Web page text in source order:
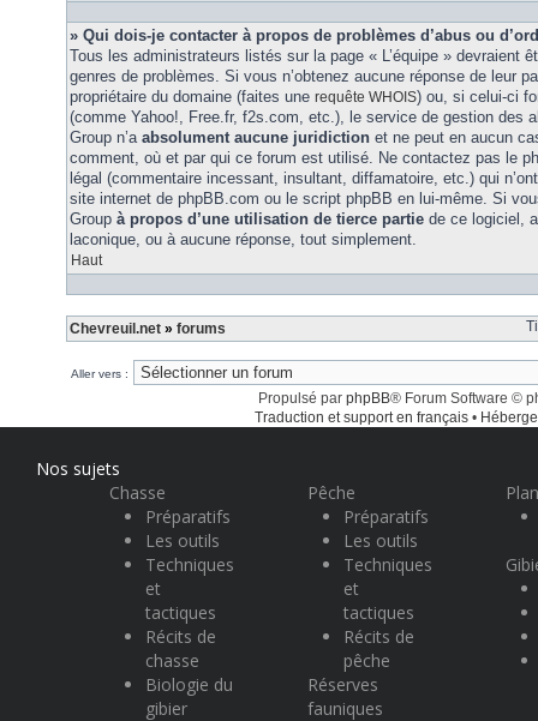
» Qui dois-je contacter à propos de problèmes d’abus ou
Tous les administrateurs listés sur la page « L’équipe » devraient
genres de problèmes. Si vous n’obtenez aucune réponse de leur
propriétaire du domaine (faites une requête WHOIS) ou, si celui-ci
(comme Yahoo!, Free.fr, f2s.com, etc.), le service de gestion des
Group n’a absolument aucune juridiction et ne peut en aucun
comment, où et par qui ce forum est utilisé. Ne contactez pas le
légal (commentaire incessant, insultant, diffamatoire, etc.) qui
site internet de phpBB.com ou le script phpBB en lui-même. Si
Group à propos d’une utilisation de tierce partie de ce logiciel,
laconique, ou à aucune réponse, tout simplement.
Haut
Chevreuil.net » forums
Aller vers :
Propulsé par phpBB® Forum Software ©
Traduction et support en français •
Nos sujets
Chasse
Préparatifs
Les outils
Techniques
et
tactiques
Récits de
chasse
Biologie du
gibier
Pêche
Préparatifs
Les outils
Techniques
et
tactiques
Récits de
pêche
Réserves
fauniques